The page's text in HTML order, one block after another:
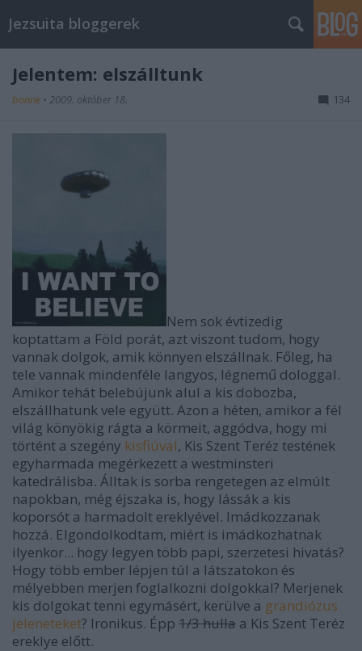
Jezsuita bloggerek
Jelentem: elszálltunk
bonne • 2009. október 18. 134
Nem sok évtizedig
koptattam a Föld porát, azt viszont tudom, hogy
vannak dolgok, amik könnyen elszállnak. Főleg, ha
tele vannak mindenféle langyos, légnemű dologgal.
Amikor tehát belebújunk alul a kis dobozba,
elszállhatunk vele együtt. Azon a héten, amikor a fél
világ könyökig rágta a körmeit, aggódva, hogy mi
történt a szegény kisfiúval, Kis Szent Teréz testének
egyharmada megérkezett a westminsteri
katedrálisba. Álltak is sorba rengetegen az elmúlt
napokban, még éjszaka is, hogy lássák a kis
koporsót a harmadolt ereklyével. Imádkozzanak
hozzá. Elgondolkodtam, miért is imádkozhatnak
ilyenkor... hogy legyen több papi, szerzetesi hivatás?
Hogy több ember lépjen túl a látszatokon és
mélyebben merjen foglalkozni dolgokkal? Merjenek
kis dolgokat tenni egymásért, kerülve a grandiózus
jeleneteket? Ironikus. Épp 1/3 hulla a Kis Szent Teréz
ereklye előtt.